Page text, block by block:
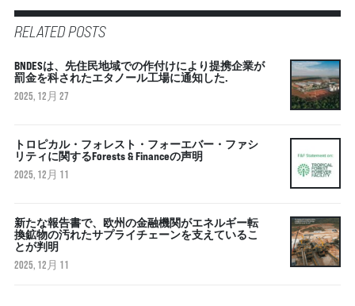
RELATED POSTS
BNDESは、先住民地域での作付けにより提携企業が
罰金を科されたエタノール工場に通知した.
2025, 12月 27
トロピカル・フォレスト・フォーエバー・ファシ
リティに関するForests & Financeの声明
2025, 12月 11
新たな報告書で、欧州の金融機関がエネルギー転
換鉱物の汚れたサプライチェーンを支えているこ
とが判明
2025, 12月 11